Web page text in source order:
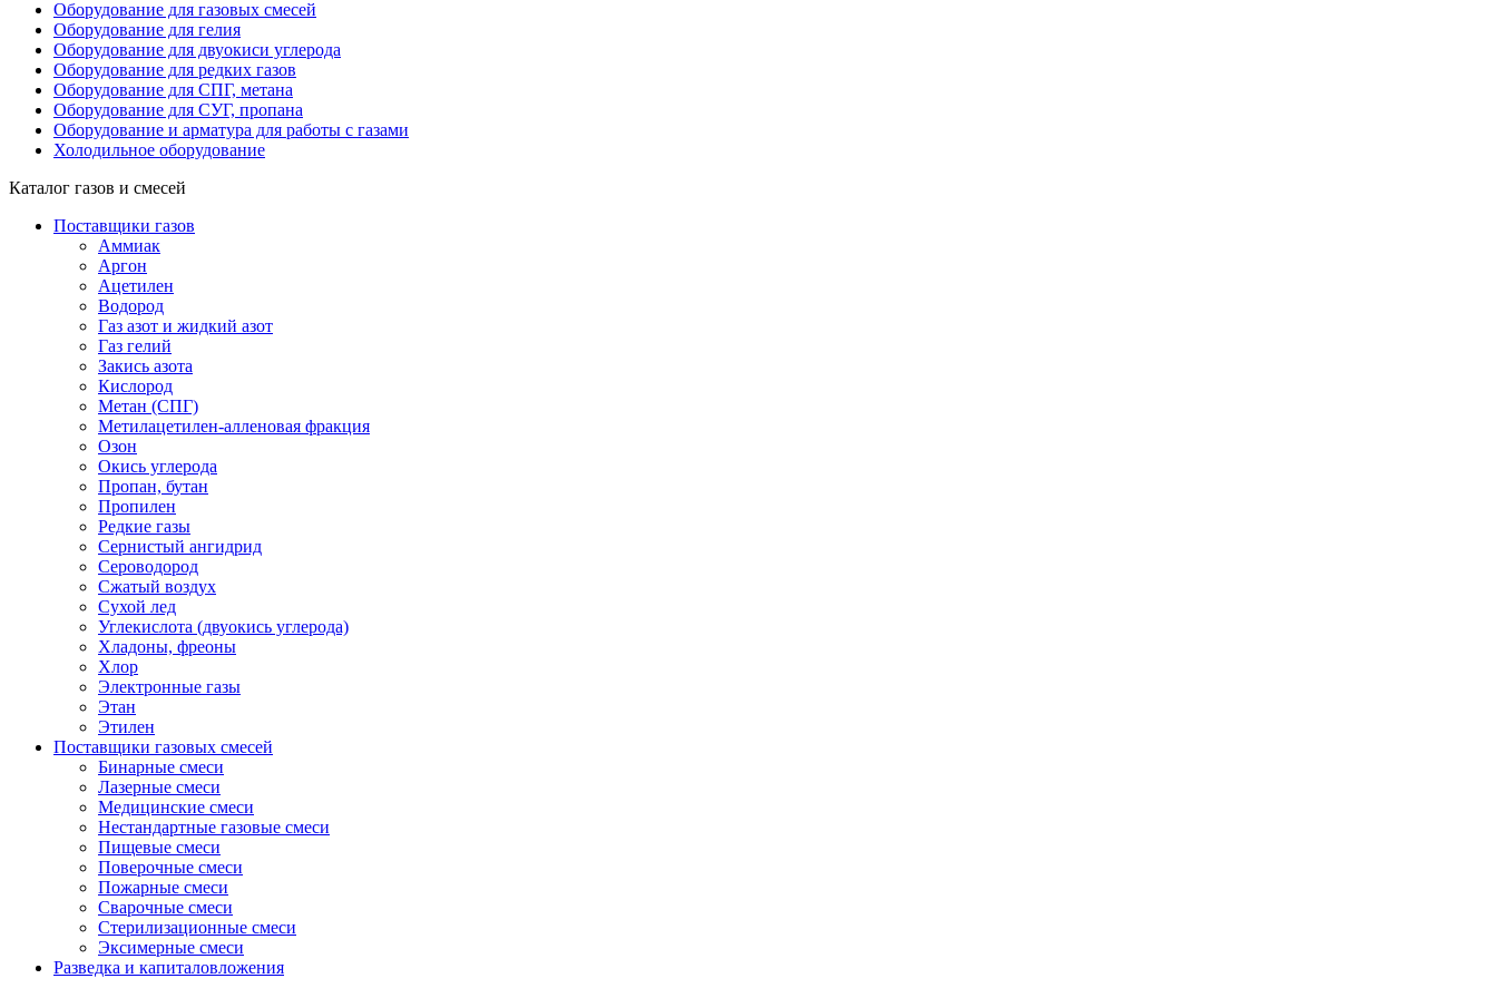
Оборудование для газовых смесей
Оборудование для гелия
Оборудование для двуокиси углерода
Оборудование для редких газов
Оборудование для СПГ, метана
Оборудование для СУГ, пропана
Оборудование и арматура для работы с газами
Холодильное оборудование
Каталог газов и смесей
Поставщики газов
Аммиак
Аргон
Ацетилен
Водород
Газ азот и жидкий азот
Газ гелий
Закись азота
Кислород
Метан (СПГ)
Метилацетилен-алленовая фракция
Озон
Окись углерода
Пропан, бутан
Пропилен
Редкие газы
Сернистый ангидрид
Сероводород
Сжатый воздух
Сухой лед
Углекислота (двуокись углерода)
Хладоны, фреоны
Хлор
Электронные газы
Этан
Этилен
Поставщики газовых смесей
Бинарные смеси
Лазерные смеси
Медицинские смеси
Нестандартные газовые смеси
Пищевые смеси
Поверочные смеси
Пожарные смеси
Сварочные смеси
Стерилизационные смеси
Эксимерные смеси
Разведка и капиталовложения